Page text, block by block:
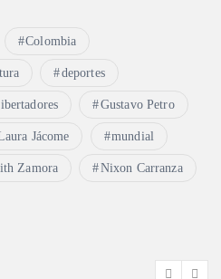
Colombia
deportes
Gustavo Petro
Jácome mundial
Zamora Nixon Carranza